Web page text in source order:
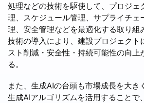
処理などの技術を駆使して、プロジェ
理、スケジュール管理、サプライチェ
理、安全管理などを最適化する取り組
技術の導入により、建設プロジェクト
スト削減・安全性・持続可能性の向上
る。
また、生成AIの台頭も市場成長を大き
生成AIアルゴリズムを活用することで